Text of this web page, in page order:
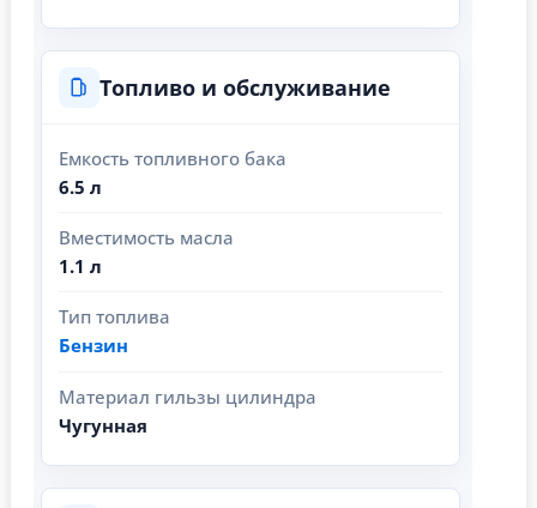
Топливо и обслуживание
Емкость топливного бака
6.5 л
Вместимость масла
1.1 л
Тип топлива
Бензин
Материал гильзы цилиндра
Чугунная